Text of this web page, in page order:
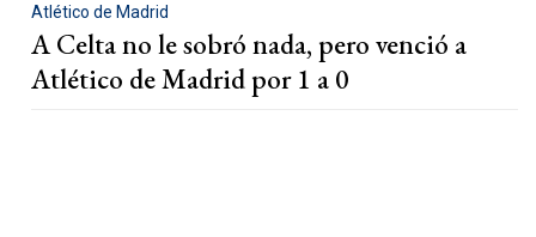
Atlético de Madrid
A Celta no le sobró nada, pero venció a
Atlético de Madrid por 1 a 0